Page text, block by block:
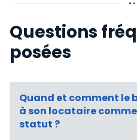
Questions
posées
Quand et comment le
à son locataire
statut ?